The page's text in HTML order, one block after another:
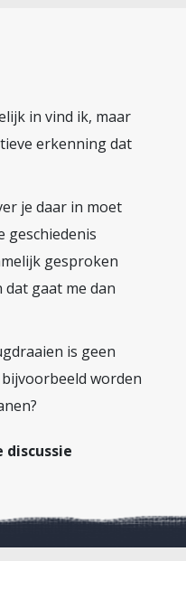
in vind ik, maar
erkenning dat
je daar in moet
geschiedenis
gesproken
gaat me dan
is geen
worden
discussie